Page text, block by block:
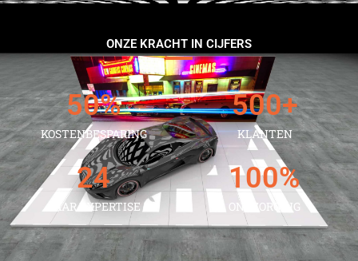
ONZE KRACHT IN CIJFERS
KOSTENBESPARING
50%
KLANTEN
500+
JAAR EXPERTISE
24
ONTZORGING
100%